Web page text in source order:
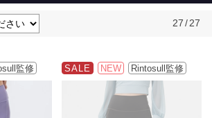
27/27
監修 SALE NEW Rintosull監修